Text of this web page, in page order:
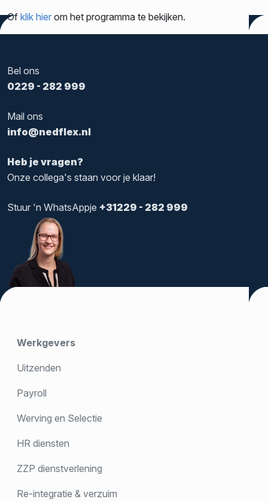
Of klik hier om het programma te bekijken.
Heb je vragen?
Onze collega's staan voor je klaar!
Bel ons
0229 - 282 999
Mail ons
info@nedflex.nl
Stuur 'n WhatsAppje +31229 - 282 999
Werkgevers
Uitzenden
Payroll
Werving en Selectie
HR diensten
ZZP dienstverlening
Re-integratie & verzuim